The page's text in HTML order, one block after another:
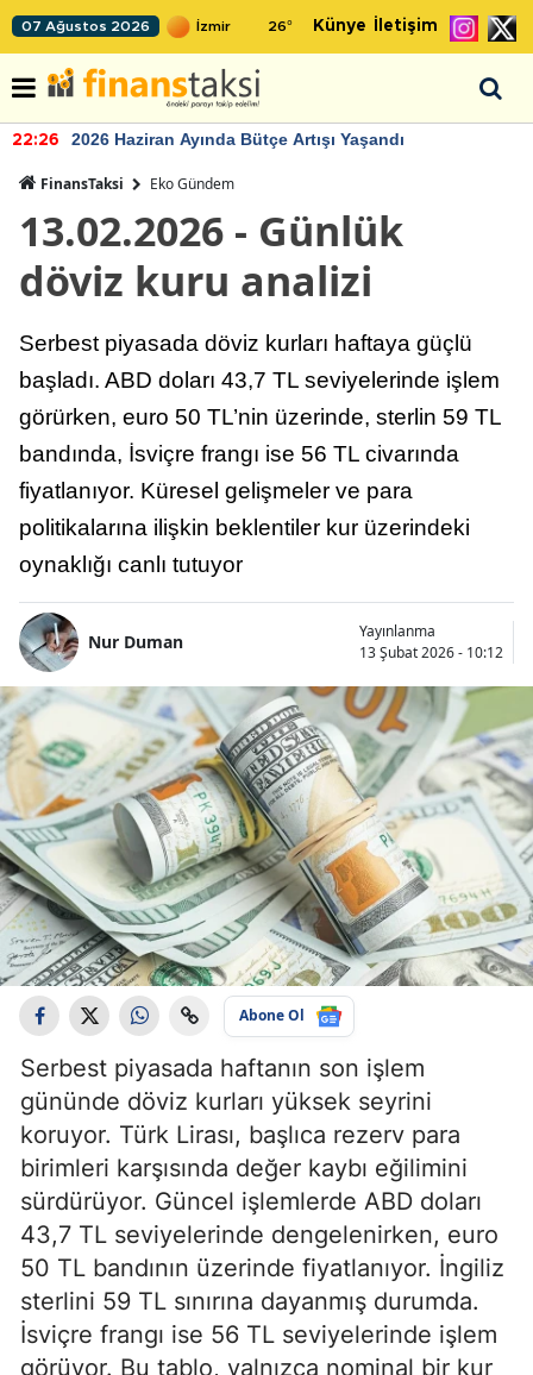
07 Ağustos 2026 26° Künye İletişim
22:26 2026 Haziran Ayında Bütçe Artışı Yaşandı
FinansTaksi Eko Gündem
13.02.2026 - Günlük
döviz kuru analizi
Serbest piyasada döviz kurları haftaya güçlü
başladı. ABD doları 43,7 TL seviyelerinde işlem
görürken, euro 50 TL’nin üzerinde, sterlin 59 TL
bandında, İsviçre frangı ise 56 TL civarında
fiyatlanıyor. Küresel gelişmeler ve para
politikalarına ilişkin beklentiler kur üzerindeki
oynaklığı canlı tutuyor
Nur Duman
Yayınlanma
13 Şubat 2026 - 10:12
Abone Ol
Serbest piyasada haftanın son işlem
gününde döviz kurları yüksek seyrini
koruyor. Türk Lirası, başlıca rezerv para
birimleri karşısında değer kaybı eğilimini
sürdürüyor. Güncel işlemlerde ABD doları
43,7 TL seviyelerinde dengelenirken, euro
50 TL bandının üzerinde fiyatlanıyor. İngiliz
sterlini 59 TL sınırına dayanmış durumda.
İsviçre frangı ise 56 TL seviyelerinde işlem
görüyor. Bu tablo, yalnızca nominal bir kur